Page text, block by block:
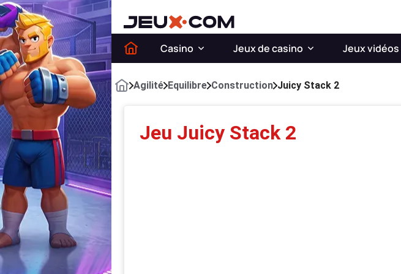
Casino Jeux de casino Jeux vidéos
Agilité Equilibre Construction Juicy Stack 2
Jeu Juicy Stack 2